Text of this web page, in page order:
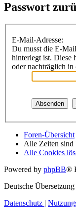
Passwort
E-Mail-Adresse:
Du musst die E-
hinterlegt ist. Diese
oder nachträglich in
Foren-Übersicht
Alle Zeiten sind
Alle Cookies
Powered by phpBB®
Deutsche
Datenschutz |